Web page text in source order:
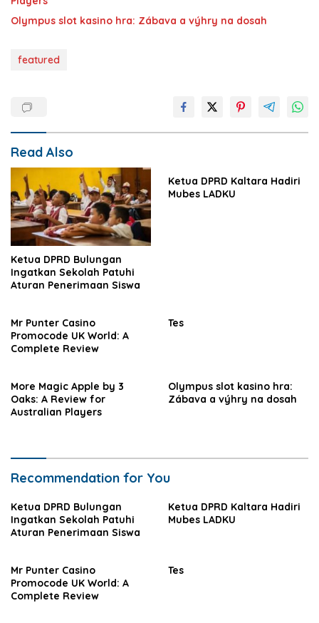
Olympus slot kasino hra: Zábava a výhry na dosah
featured
Read Also
Ketua DPRD Bulungan
Ingatkan Sekolah Patuhi
Aturan Penerimaan Siswa
Ketua DPRD Kaltara Hadiri
Mubes LADKU
Mr Punter Casino
Promocode UK World: A
Complete Review
Tes
More Magic Apple by 3
Oaks: A Review for
Australian Players
Olympus slot kasino hra:
Zábava a výhry na dosah
Recommendation for You
Ketua DPRD Bulungan
Ingatkan Sekolah Patuhi
Aturan Penerimaan Siswa
Ketua DPRD Kaltara Hadiri
Mubes LADKU
Mr Punter Casino
Promocode UK World: A
Complete Review
Tes